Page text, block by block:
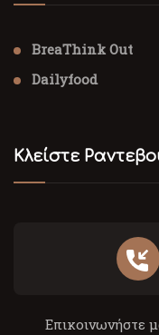
BreaThink Out
Dailyfood
Κλείστε
Επικοινωνήστε